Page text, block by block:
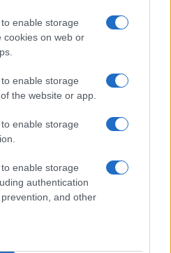
enable storage
cookies on web or
enable storage
the website or app.
enable storage
enable storage
authentication
and other